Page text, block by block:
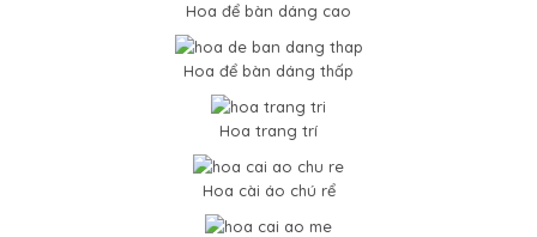
Hoa để bàn dáng cao
Hoa để bàn dáng thấp
Hoa trang trí
Hoa cài áo chú rể